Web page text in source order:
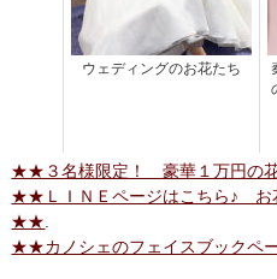
ウェディングのお花たち
★★３名様限定！ 豪華１万円の
★★ＬＩＮＥページはこちら♪ お
★★
★★カノシェのフェイスブックペ